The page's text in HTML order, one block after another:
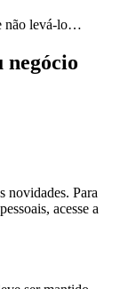
não levá-lo…
negócio
novidades. Para
acesse a